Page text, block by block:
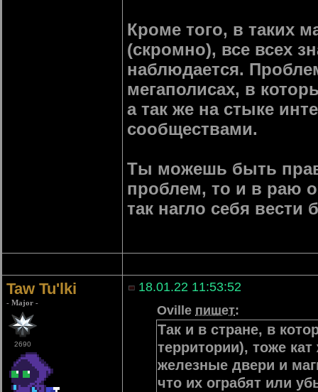
Кроме того, в таких
(скромно), все всех
наблюдается.
мегаполисах, в
а так же на стыке
сообществами.
Ты можешь быть прав
проблем, то и в раю
так нагло себя вести
Taw Tu'lki
- Major -
2690
18.01.22 11:53:52
Oville пишет:
Так и в стране, в
территории), тоже
железные двери и
что их ограбят или